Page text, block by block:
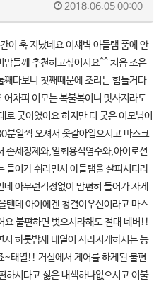
2018.06.05 00:00
이 훅 지났네요 이섀벽 아들램 품에 안
들께 추천하고싶어서요^^ 처음 조은
다보니 첫째때문에 조리는 힘들거다
차피 이모는 복불복이니 맛사지라도
굿이였어요 하지만 더 굿은 이모님이
분일찍 오셔서 옷갈아입으시고 마스크
손세정제와,일회용식염수와,아이로션
들어가 쉬라면서 아들램을 살피시더라
아무런걱정없이 맘편히 들어가 자게
텐데 아이에겐 청결이우선이라고 마스
불편하면 벗으시라해도 절대 네버!!
하룻밤새 태열이 사라지게하시는 능
태열!! 거실에서 케어를 하게된 불편
하시다고 싫은 내색하나없으시고 이불